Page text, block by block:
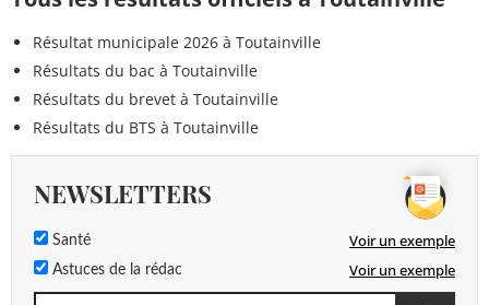
Résultat municipale 2026 à Toutainville
Résultats du bac à Toutainville
Résultats du brevet à Toutainville
Résultats du BTS à Toutainville
NEWSLETTERS
Santé Voir un exemple
Astuces de la rédac Voir un exemple